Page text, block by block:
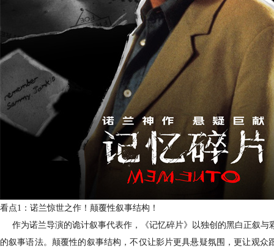
看点1：诺兰惊世之作！颠覆性叙事结构！
作为诺兰导演的诡计叙事代表作，《记忆碎片》以独创的黑白正叙
的叙事语法。颠覆性的叙事结构，不仅让影片更具悬疑氛围，更让观众